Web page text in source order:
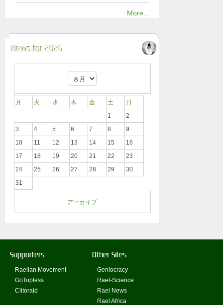
More...
News for 2026
月 火 水 木 金 土
日
1
2
3
4 5 6 7 8
9
10
11 12 13 14 15
16
17
18 19 20 21 22
23
24
25 26 27 28 29
30
31
アーカイブ
Supporters
Raelian Movement
GoTopless
Clitoraid
Other Sites
Geniocracy
Rael-Science
Rael News
Rael Africa